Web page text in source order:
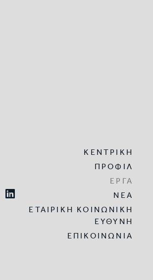
ΚΕΝΤΡΙΚΗ
ΠΡΟΦΙΛ
ΕΡΓΑ
ΝΕΑ
ΕΤΑΙΡΙΚΗ ΚΟΙΝΩΝΙΚΗ
ΕΥΘΥΝΗ
ΕΠΙΚΟΙΝΩΝΙΑ